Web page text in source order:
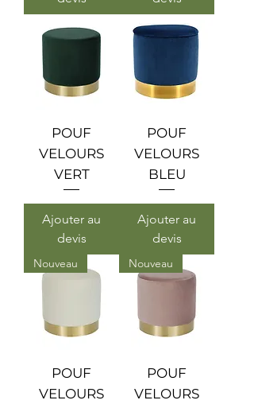
POUF
VELOURS
VERT
Ajouter au
devis
POUF
VELOURS
BLEU
Ajouter au
devis
Nouveau
POUF
VELOURS
Nouveau
POUF
VELOURS